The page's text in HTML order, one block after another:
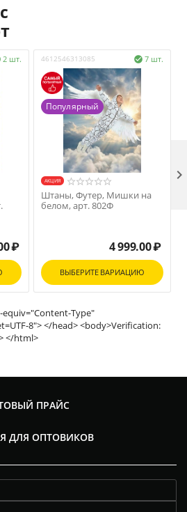
2 шт.
₽
4612546313085 7 шт.

Популярный
AКЦИЯ
Штаны, Футер, Мишки на
белом, арт. 802Ф
4 999.00₽
ВЫБЕРИТЕ ВАРИАЦИЮ

Type"
8"> </head> <body>Verification:
</html>
ПРАЙС
ДЛЯ ОПТОВИКОВ